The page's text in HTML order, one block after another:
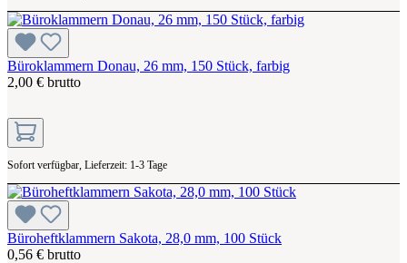
Büroklammern Donau, 26 mm, 150 Stück, farbig
2,00 € brutto
Sofort verfügbar, Lieferzeit: 1-3 Tage
Büroheftklammern Sakota, 28,0 mm, 100 Stück
0,56 € brutto